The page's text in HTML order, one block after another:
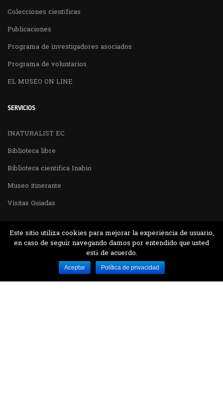
Colecciones científicas
Publicaciones
Programa de investigadores asociados
Programa de voluntarios
EL MUSEO ON LINE
SERVICIOS
INATURALIST EC
Biblioteca libre
Biblioteca cientifica Inabio
Museo itinerante
Visitas Guiadas
Desarrollado por MJTEC.
Este sitio utiliza cookies para mejorar la experiencia de usuario,
en caso de seguir navegando damos por entendido que usted
está de acuerdo.
Aceptar Política de privacidad